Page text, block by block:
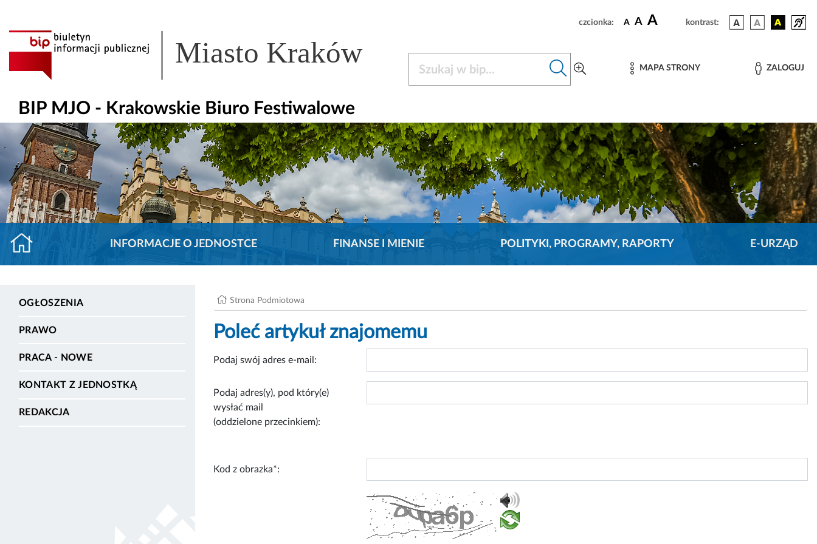
czcionka: A A A kontrast:
Miasto Kraków MAPA STRONY ZALOGUJ
BIP MJO - Krakowskie Biuro Festiwalowe
INFORMACJE O JEDNOSTCE FINANSE I MIENIE POLITYKI, PROGRAMY, RAPORTY E-URZĄD
OGŁOSZENIA
PRAWO
PRACA - NOWE
KONTAKT Z JEDNOSTKĄ
REDAKCJA
Strona Podmiotowa
Poleć artykuł znajomemu
Podaj swój adres e-mail:
Podaj adres(y), pod który(e)
wysłać mail
(oddzielone przecinkiem):
Kod z obrazka*: